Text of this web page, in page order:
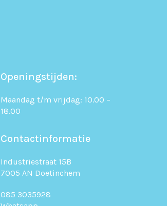
Openingstijden:
Maandag t/m vrijdag: 10.00 –
18.00
Contactinformatie
Industriestraat 15B
7005 AN Doetinchem
085 3035928